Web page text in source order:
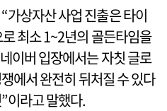
가상자산 사업 진출은 타이
최소 1~2년의 골든타임을
이버 입장에서는 자칫 글로
에서 완전히 뒤처질 수 있다
이라고 말했다.